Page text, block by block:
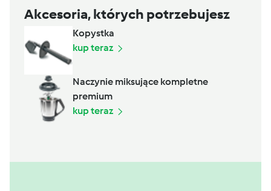
Akcesoria, których potrzebujesz
Kopystka
kup teraz
Naczynie miksujące kompletne
premium
kup teraz